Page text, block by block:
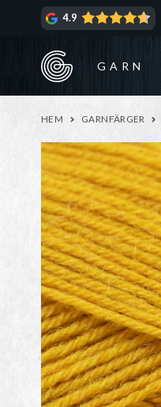
4.9
GARN
HEM GARNFÄRGER